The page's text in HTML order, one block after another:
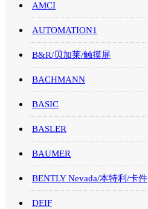
AMCI
AUTOMATION1
B&R/贝加莱/触摸屏
BACHMANN
BASIC
BASLER
BAUMER
BENTLY Nevada/本特利/卡件
DEIF